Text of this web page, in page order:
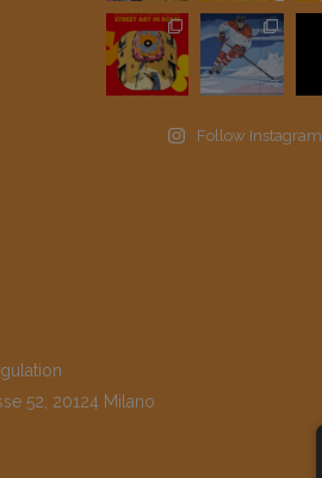
Follow Instagram
52, 20124 Milano